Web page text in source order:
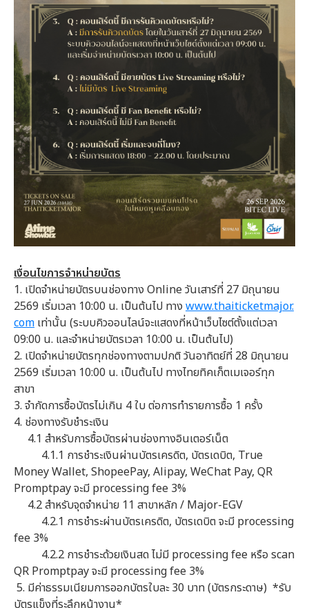
เงื่อนไขการจำหน่ายบัตร
1. เปิดจำหน่ายบัตรบนช่องทาง Online วันเสาร์ที่ 27 มิถุนายน
2569 เริ่มเวลา 10:00 น. เป็นต้นไป ทาง www.thaiticketmajor.
com เท่านั้น (ระบบคิวออนไลน์จะแสดงที่หน้าเว็บไซต์ตั้งแต่เวลา
09:00 น. และจำหน่ายบัตรเวลา 10:00 น. เป็นต้นไป)
2. เปิดจำหน่ายบัตรทุกช่องทางตามปกติ วันอาทิตย์ที่ 28 มิถุนายน
2569 เริ่มเวลา 10:00 น. เป็นต้นไป ทางไทยทิคเก็ตเมเจอร์ทุก
สาขา
3. จำกัดการซื้อบัตรไม่เกิน 4 ใบ ต่อการทำรายการซื้อ 1 ครั้ง
4. ช่องทางรับชำระเงิน
4.1 สำหรับการซื้อบัตรผ่านช่องทางอินเตอร์เน็ต
4.1.1 การชำระเงินผ่านบัตรเครดิต, บัตรเดบิต, True
Money Wallet, ShopeePay, Alipay, WeChat Pay, QR
Promptpay จะมี processing fee 3%
4.2 สำหรับจุดจำหน่าย 11 สาขาหลัก / Major-EGV
4.2.1 การชำระผ่านบัตรเครดิต, บัตรเดบิต จะมี processing
fee 3%
4.2.2 การชำระด้วยเงินสด ไม่มี processing fee หรือ scan
QR Promptpay จะมี processing fee 3%
5. มีค่าธรรมเนียมการออกบัตรใบละ 30 บาท (บัตรกระดาษ) *รับ
บัตรแข็งที่ระลึกหน้างาน*